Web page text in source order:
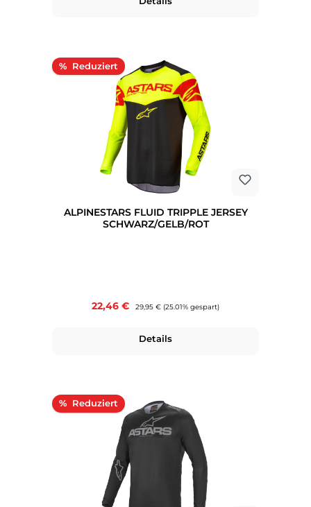
% Rabatt
ALPINESTARS FLUID TRIPPLE JERSEY
SCHWARZ/GELB/ROT
Verkaufspreis:
22,46 € Regulärer Preis:
29,95 € (25.01% gespart)
Details
% Rabatt